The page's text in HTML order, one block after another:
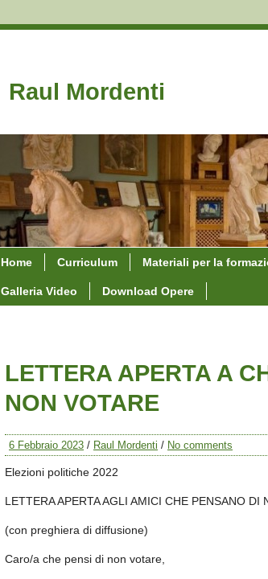
Raul Mordenti
Home Curriculum Materiali per la
Galleria Video Download Opere
LETTERA APERTA A
NON VOTARE
6 Febbraio 2023 / Raul Mordenti / No comments
Elezioni politiche 2022
LETTERA APERTA AGLI AMICI CHE PENSANO DI
(con preghiera di diffusione)
Caro/a che pensi di non votare,